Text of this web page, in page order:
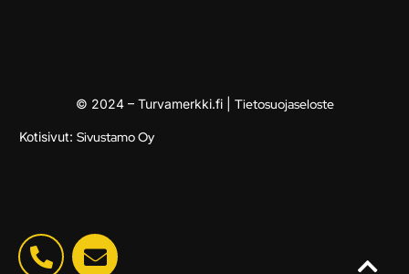
© 2024 – Turvamerkki.fi | Tietosuojaseloste
Kotisivut: Sivustamo Oy